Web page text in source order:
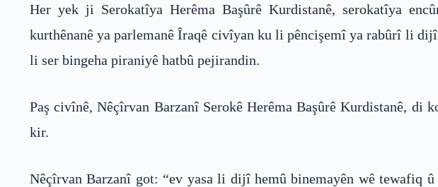
Her yek ji Serokatîya Herêma Başûrê Kurdistanê, serokatîya
kurthênanê ya parlemanê Îraqê civîyan ku li pêncişemî ya rabûrî li
li ser bingeha piraniyê hatbû pejirandin.
Paş civînê, Nêçîrvan Barzanî Serokê Herêma Başûrê Kurdistanê, di
kir.
Nêçîrvan Barzanî got: “ev yasa li dijî hemû binemayên wê tewafiq